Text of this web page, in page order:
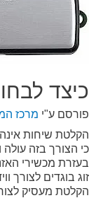
כיצד
פורסם ע"י מרכז
הקלטת שיחות
כי הצורך בזה
בעזרת מכשירי
זוג בוגדים לצורך
הקלטת מעסיק